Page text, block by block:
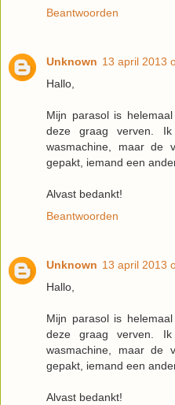
Beantwoorden
Unknown 13 april 2013
Hallo,
Mijn parasol is
deze graag verven.
wasmachine, maar de
gepakt, iemand een
Alvast bedankt!
Beantwoorden
Unknown 13 april 2013
Hallo,
Mijn parasol is
deze graag verven.
wasmachine, maar de
gepakt, iemand een
Alvast bedankt!